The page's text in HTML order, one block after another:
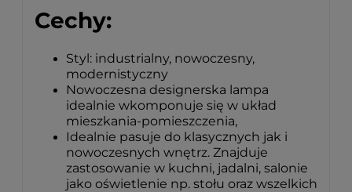
Cechy:
Styl: industrialny, nowoczesny,
modernistyczny
Nowoczesna designerska lampa
idealnie wkomponuje się w układ
mieszkania-pomieszczenia,
Idealnie pasuje do klasycznych jak i
nowoczesnych wnętrz. Znajduje
zastosowanie w kuchni, jadalni, salonie
jako oświetlenie np. stołu oraz wszelkich